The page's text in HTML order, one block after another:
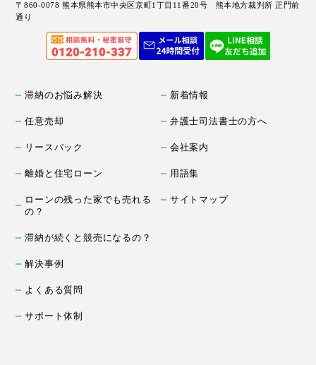
〒860-0078 熊本県熊本市中央区京町1丁目11番20号
熊本地方裁判所 正門前
通り
滞納のお悩み解決
任意売却
リースバック
離婚と住宅ローン
ローンの残った家でも売れる
の？
滞納が続くと競売になるの？
解決事例
よくある質問
サポート体制
新着情報
弁護士司法書士の方へ
会社案内
用語集
サイトマップ